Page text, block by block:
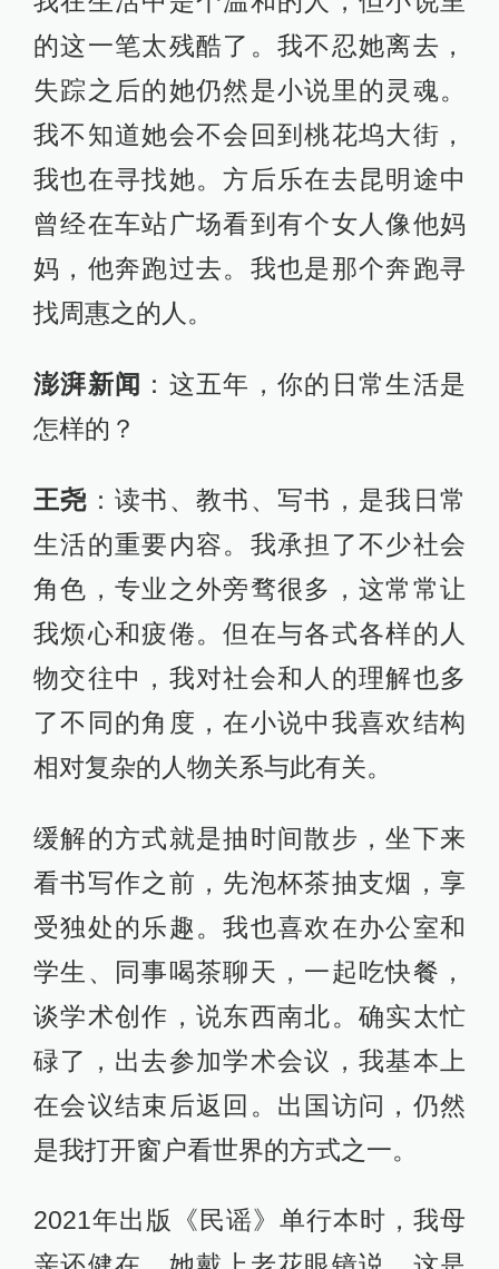
的这一笔太残酷了。我不忍她离去，
失踪之后的她仍然是小说里的灵魂。
我不知道她会不会回到桃花坞大街，
我也在寻找她。方后乐在去昆明途中
曾经在车站广场看到有个女人像他妈
妈，他奔跑过去。我也是那个奔跑寻
找周惠之的人。
澎湃新闻 ：这五年，你的日常生活是
怎样的？
王尧 ：读书、教书、写书，是我日常
生活的重要内容。我承担了不少社会
角色，专业之外旁骛很多，这常常让
我烦心和疲倦。但在与各式各样的人
物交往中，我对社会和人的理解也多
了不同的角度，在小说中我喜欢结构
相对复杂的人物关系与此有关。
缓解的方式就是抽时间散步，坐下来
看书写作之前，先泡杯茶抽支烟，享
受独处的乐趣。我也喜欢在办公室和
学生、同事喝茶聊天，一起吃快餐，
谈学术创作，说东西南北。确实太忙
碌了，出去参加学术会议，我基本上
在会议结束后返回。出国访问，仍然
是我打开窗户看世界的方式之一。
2021年出版《民谣》单行本时，我母